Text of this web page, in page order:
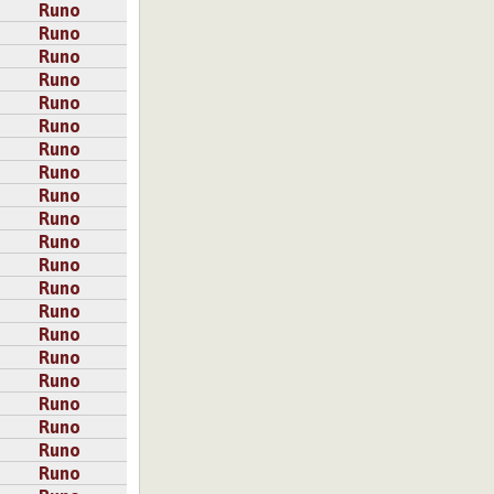
Runo
Runo
Runo
Runo
Runo
Runo
Runo
Runo
Runo
Runo
Runo
Runo
Runo
Runo
Runo
Runo
Runo
Runo
Runo
Runo
Runo